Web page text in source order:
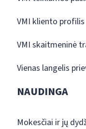
VMI kliento profilis
VMI skaitmeninė
Vienas langelis
NAUDINGA
Mokesčiai ir jų